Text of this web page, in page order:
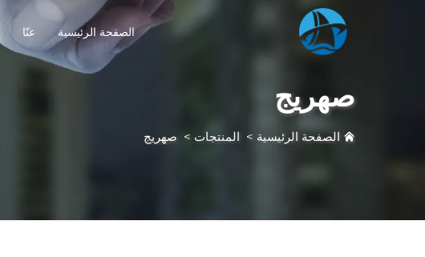
الصفحة الرئيسية عنّا
صهريج
الصفحة الرئيسية > المنتجات > صهريج